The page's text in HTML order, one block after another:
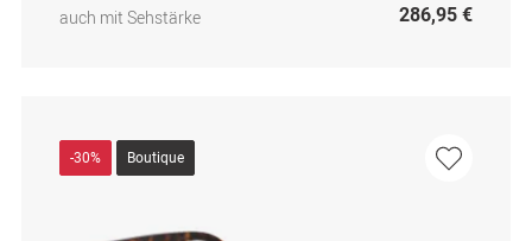
auch mit Sehstärke
286,95 €
-30% Boutique